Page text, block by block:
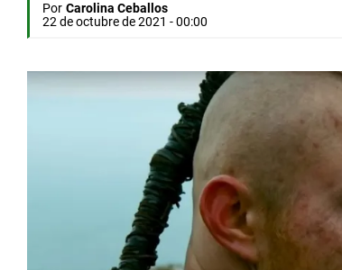
Por Carolina Ceballos
22 de octubre de 2021 - 00:00